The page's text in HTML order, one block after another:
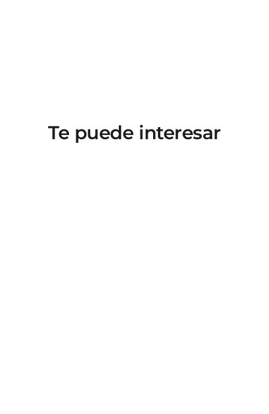
Te puede interesar